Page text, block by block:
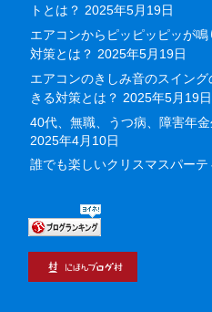
トとは？ 2025年5月19日
エアコンからピッピッピッが
対策とは？ 2025年5月19日
エアコンのきしみ音のスイン
きる対策とは？ 2025年5月19日
40代、無職、うつ病、障害年
2025年4月10日
誰でも楽しいクリスマスパー